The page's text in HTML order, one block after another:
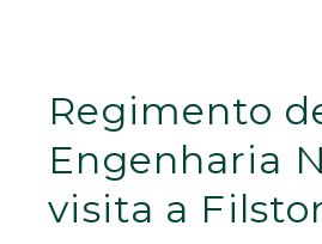
Regimento
Engenharia
visita a